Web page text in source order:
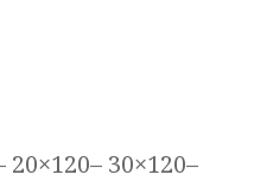
30×120–